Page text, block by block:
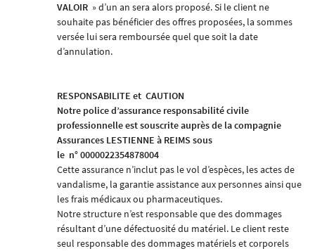
VALOIR » d’un an sera alors proposé. Si le client ne
souhaite pas bénéficier des offres proposées, la sommes
versée lui sera remboursée quel que soit la date
d’annulation.
RESPONSABILITE et CAUTION
Notre police d’assurance responsabilité civile
professionnelle est souscrite auprès de la compagnie
Assurances LESTIENNE à REIMS sous
le n° 0000022354878004
Cette assurance n’inclut pas le vol d’espèces, les actes de
vandalisme, la garantie assistance aux personnes ainsi que
les frais médicaux ou pharmaceutiques.
Notre structure n’est responsable que des dommages
résultant d’une défectuosité du matériel. Le client reste
seul responsable des dommages matériels et corporels